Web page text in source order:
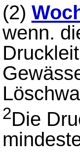
(2)
wenn.
2Die